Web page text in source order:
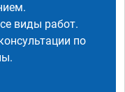
виды работ.
по